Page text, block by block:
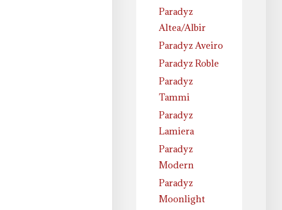
Paradyz
Altea/Albir
Paradyz Aveiro
Paradyz Roble
Paradyz
Tammi
Paradyz
Lamiera
Paradyz
Modern
Paradyz
Moonlight